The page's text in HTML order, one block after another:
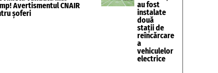
Avertismentul CNAIR
șoferi
au fost
instalate
două
stații de
reîncărcare
a
vehiculelor
electrice